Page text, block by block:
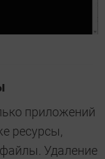
приложений
ресурсы,
Удаление